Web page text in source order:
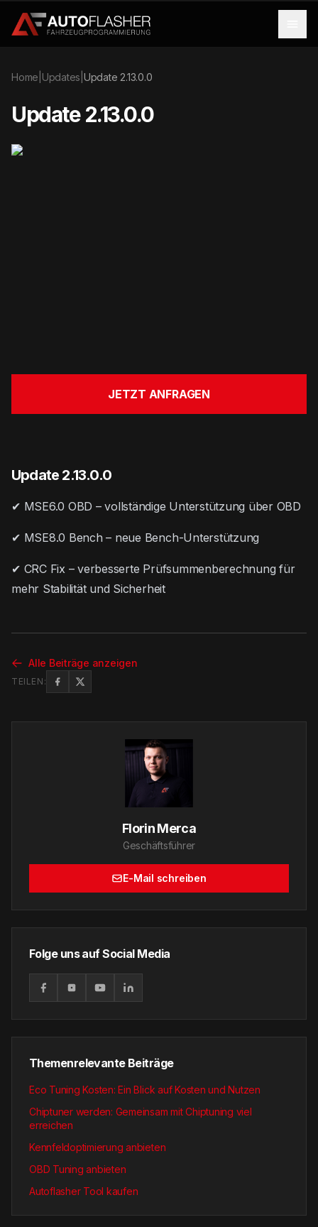
Home Updates Update 2.13.0.0
Update 2.13.0.0
JETZT ANFRAGEN
Update 2.13.0.0
✔ MSE6.0 OBD – vollständige Unterstützung über OBD
✔ MSE8.0 Bench – neue Bench-Unterstützung
✔ CRC Fix – verbesserte Prüfsummenberechnung für
mehr Stabilität und Sicherheit
Alle Beiträge anzeigen
TEILEN:
Florin Merca
Geschäftsführer
E-Mail schreiben
Folge uns auf Social Media
Themenrelevante Beiträge
Eco Tuning Kosten: Ein Blick auf Kosten und Nutzen
Chiptuner werden: Gemeinsam mit Chiptuning viel
erreichen
Kennfeldoptimierung anbieten
OBD Tuning anbieten
Autoflasher Tool kaufen